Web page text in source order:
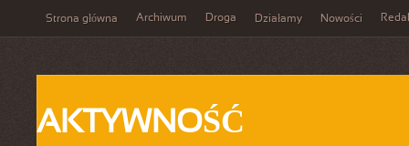
Strona główna Archiwum Droga Działamy Nowości
AKTYWNOŚĆ